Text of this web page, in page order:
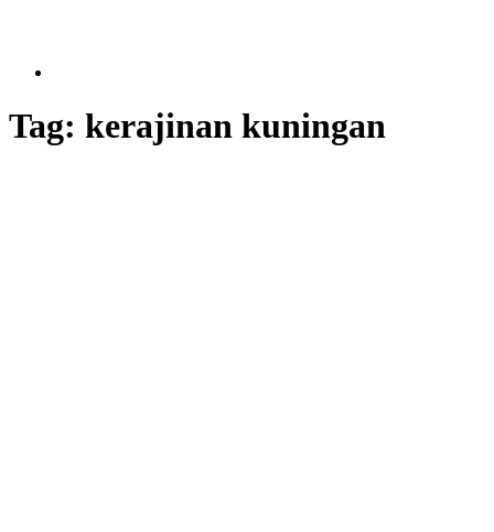
Tag: kerajinan kuningan